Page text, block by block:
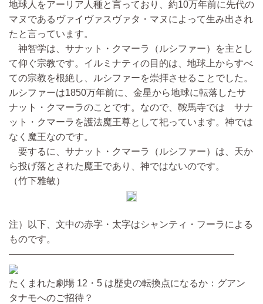
地球人をアーリア人種と言っており、約10万年前に先代の
マヌであるヴァイヴァスヴァタ・マヌによって生み出され
たと言っています。
神智学は、サナット・クマーラ（ルシファー）を主とし
て仰ぐ宗教です。イルミナティの目的は、地球上からすべ
ての宗教を根絶し、ルシファーを崇拝させることでした。
ルシファーは1850万年前に、金星から地球に転落したサ
ナット・クマーラのことです。なので、鞍馬寺では サナ
ット・クマーラを護法魔王尊として祀っています。神では
なく魔王なのです。
要するに、サナット・クマーラ（ルシファー）は、天か
ら投げ落とされた魔王であり、神ではないのです。
（竹下雅敏）
注）以下、文中の赤字・太字はシャンティ・フーラによる
ものです。
————————————————————————
たくまれた劇場 12・5 は歴史の転換点になるか：グアン
タナモへのご招待？